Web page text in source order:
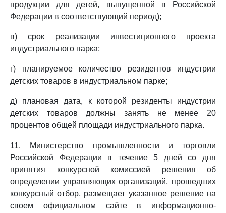
продукции для детей, выпущенной в Российской
Федерации в соответствующий период);
в) срок реализации инвестиционного проекта
индустриального парка;
г) планируемое количество резидентов индустрии
детских товаров в индустриальном парке;
д) плановая дата, к которой резиденты индустрии
детских товаров должны занять не менее 20
процентов общей площади индустриального парка.
11. Министерство промышленности и торговли
Российской Федерации в течение 5 дней со дня
принятия конкурсной комиссией решения об
определении управляющих организаций, прошедших
конкурсный отбор, размещает указанное решение на
своем официальном сайте в информационно-